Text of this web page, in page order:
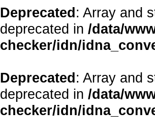
Deprecated: Array and
deprecated in /data/
checker/idn/
Deprecated: Array and
deprecated in /data/
checker/idn/